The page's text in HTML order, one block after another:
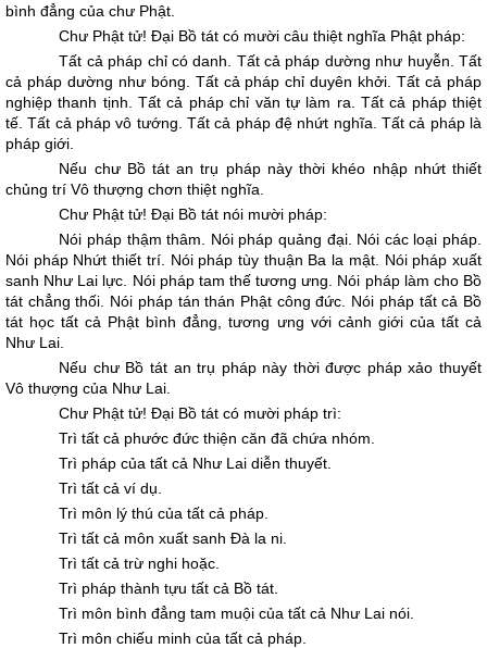
bình đẳng của chư Phật.
Chư Phật tử! Ðại Bồ tát có mười câu thiệt nghĩa Phật pháp:
Tất cả pháp chỉ có danh. Tất cả pháp dường như huyễn. Tất
cả pháp dường như bóng. Tất cả pháp chỉ duyên khởi. Tất cả pháp
nghiệp thanh tịnh. Tất cả pháp chỉ văn tự làm ra. Tất cả pháp thiệt
tế. Tất cả pháp vô tướng. Tất cả pháp đệ nhứt nghĩa. Tất cả pháp là
pháp giới.
Nếu chư Bồ tát an trụ pháp này thời khéo nhập nhứt thiết
chủng trí Vô thượng chơn thiệt nghĩa.
Chư Phật tử! Ðại Bồ tát nói mười pháp:
Nói pháp thậm thâm. Nói pháp quảng đại. Nói các loại pháp.
Nói pháp Nhứt thiết trí. Nói pháp tùy thuận Ba la mật. Nói pháp xuất
sanh Như Lai lực. Nói pháp tam thế tương ưng. Nói pháp làm cho Bồ
tát chẳng thối. Nói pháp tán thán Phật công đức. Nói pháp tất cả Bồ
tát học tất cả Phật bình đẳng, tương ưng với cảnh giới của tất cả
Như Lai.
Nếu chư Bồ tát an trụ pháp này thời được pháp xảo thuyết
Vô thượng của Như Lai.
Chư Phật tử! Ðại Bồ tát có mười pháp trì:
Trì tất cả phước đức thiện căn đã chứa nhóm.
Trì pháp của tất cả Như Lai diễn thuyết.
Trì tất cả ví dụ.
Trì môn lý thú của tất cả pháp.
Trì tất cả môn xuất sanh Đà la ni.
Trì tất cả trừ nghi hoặc.
Trì pháp thành tựu tất cả Bồ tát.
Trì môn bình đẳng tam muội của tất cả Như Lai nói.
Trì môn chiếu minh của tất cả pháp.